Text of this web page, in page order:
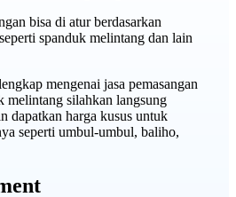
bisa di atur berdasarkan
spanduk melintang dan lain
mengenai jasa pemasangan
melintang silahkan langsung
dapatkan harga kusus untuk
seperti umbul-umbul, baliho,